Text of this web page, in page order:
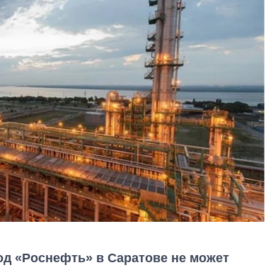
«Роснефть» в Саратове не может